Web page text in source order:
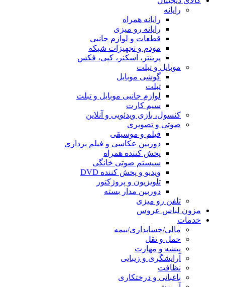
رایانه
رایانه همراه
رایانه رو میزی
قطعات و لوازم جانبی
مودم و تجهیزات شبکه
پرینتر، اسکنر، کپی، فکس
موبایل و تبلت
گوشی موبایل
تبلت
لوازم جانبی موبایل و تبلت
سیم کارت
کنسول، بازی‌ ویدئویی و آنلاین
صوتی و تصویری
فیلم و موسیقی
دوربین عکاسی و فیلم برداری
پخش کننده همراه
سیستم صوتی خانگی
ویدیو و پخش کننده DVD
تلویزیون و پروژکتور
دوربین مدار بسته
تلفن رو میزی
مزون لباس عروس
خدمات
مالی/حسابداری/بیمه
حمل و نقل
پیشه و مهارت
آرایشگری و زیبایی
نظافت
باغبانی و درختکاری